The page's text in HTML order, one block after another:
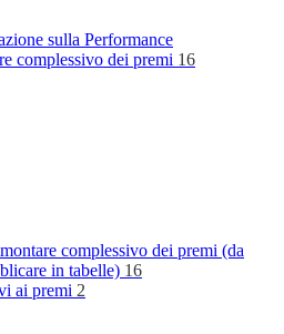
sulla Performance
complessivo dei premi 16
complessivo dei premi (da
in tabelle) 16
ai premi 2